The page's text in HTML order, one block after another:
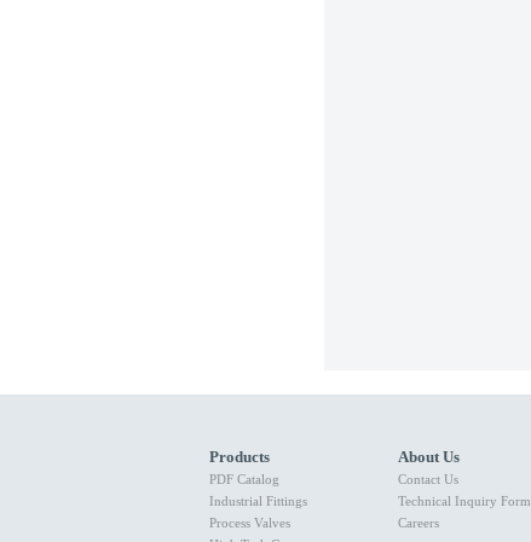
Products
PDF Catalog
Industrial Fittings
Process Valves
About Us
Contact Us
Technical Inquiry Form
Careers